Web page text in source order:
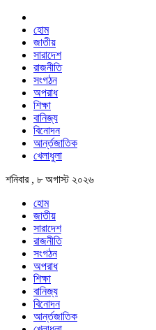
হোম
জাতীয়
সারাদেশ
রাজনীতি
সংগঠন
অপরাধ
শিক্ষা
বানিজ্য
বিনোদন
আর্ন্তজাতিক
খেলাধুলা
শনিবার , ৮ অগাস্ট ২০২৬
হোম
জাতীয়
সারাদেশ
রাজনীতি
সংগঠন
অপরাধ
শিক্ষা
বানিজ্য
বিনোদন
আর্ন্তজাতিক